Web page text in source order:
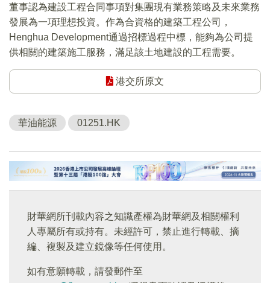
董事認為建設工程合同事項對集團現有業務策略及未來業務
發展為一項理想投資。作為合資格的建築工程公司，
Henghua Development通過招標過程中標，能夠為公司提
供相關的建築施工服務，滿足該土地建設的工程需要。
港交所原文
華油能源 01251.HK
財華網所刊載內容之知識產權為財華網及相關權利
人專屬所有或持有。未經許可，禁止進行轉載、摘
編、複製及建立鏡像等任何使用。
如有意願轉載，請發郵件至